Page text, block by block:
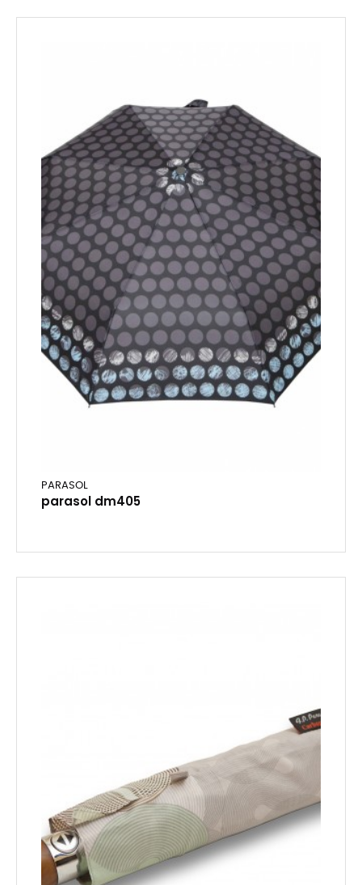
PARASOL
parasol dm405